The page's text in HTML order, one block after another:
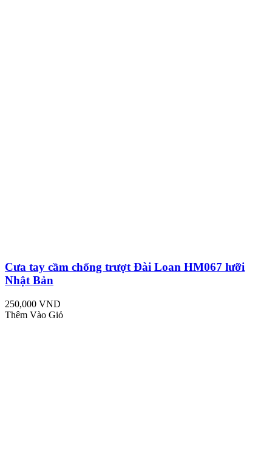
Cưa tay cầm chống trượt Đài Loan HM067 lưỡi
Nhật Bản
250,000 VND
Thêm Vào Giỏ